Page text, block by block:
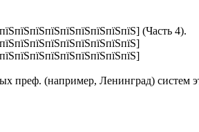
(Часть 4).
преф. (например, Ленинград) систем